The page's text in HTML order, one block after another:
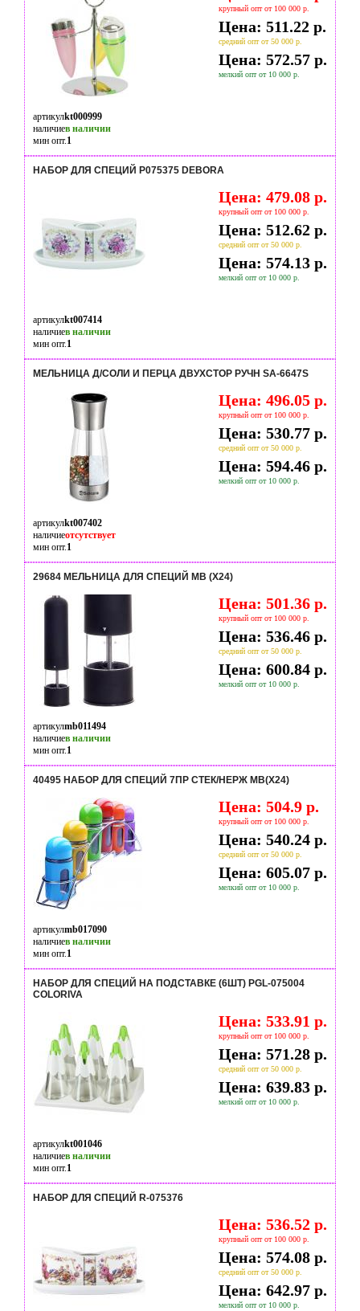
крупный опт от 100 000 р.
Цена: 511.22 р.
средний опт от 50 000 р.
Цена: 572.57 р.
мелкий опт от 10 000 р.
артикулkt000999
наличиев наличии
мин опт.1
НАБОР ДЛЯ СПЕЦИЙ P075375 DEBORA
Цена: 479.08 р.
крупный опт от 100 000 р.
Цена: 512.62 р.
средний опт от 50 000 р.
Цена: 574.13 р.
мелкий опт от 10 000 р.
артикулkt007414
наличиев наличии
мин опт.1
МЕЛЬНИЦА Д/СОЛИ И ПЕРЦА ДВУХСТОР РУЧН SA-6647S
Цена: 496.05 р.
крупный опт от 100 000 р.
Цена: 530.77 р.
средний опт от 50 000 р.
Цена: 594.46 р.
мелкий опт от 10 000 р.
артикулkt007402
наличиеотсутствует
мин опт.1
29684 МЕЛЬНИЦА ДЛЯ СПЕЦИЙ MB (Х24)
Цена: 501.36 р.
крупный опт от 100 000 р.
Цена: 536.46 р.
средний опт от 50 000 р.
Цена: 600.84 р.
мелкий опт от 10 000 р.
артикулmb011494
наличиев наличии
мин опт.1
40495 НАБОР ДЛЯ СПЕЦИЙ 7ПР СТЕК/НЕРЖ MB(Х24)
Цена: 504.9 р.
крупный опт от 100 000 р.
Цена: 540.24 р.
средний опт от 50 000 р.
Цена: 605.07 р.
мелкий опт от 10 000 р.
артикулmb017090
наличиев наличии
мин опт.1
НАБОР ДЛЯ СПЕЦИЙ НА ПОДСТАВКЕ (6ШТ) PGL-075004
COLORIVA
Цена: 533.91 р.
крупный опт от 100 000 р.
Цена: 571.28 р.
средний опт от 50 000 р.
Цена: 639.83 р.
мелкий опт от 10 000 р.
артикулkt001046
наличиев наличии
мин опт.1
НАБОР ДЛЯ СПЕЦИЙ R-075376
Цена: 536.52 р.
крупный опт от 100 000 р.
Цена: 574.08 р.
средний опт от 50 000 р.
Цена: 642.97 р.
мелкий опт от 10 000 р.